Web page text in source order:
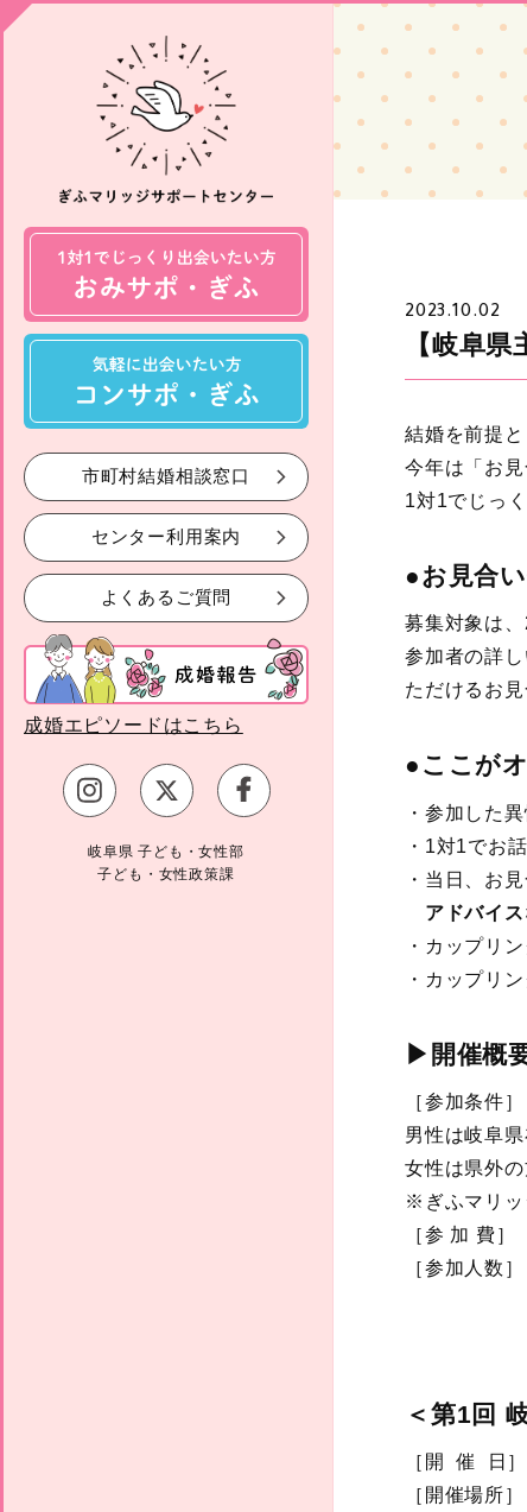
市町村結婚相談窓口
センター利用案内
よくあるご質問
成婚エピソードはこちら
岐阜県 子ども・女性部
子ども・女性政策課
2023.10.02
【岐阜
結婚を前提
今年は「お
1対1でじっ
●お見合
募集対象は
参加者の詳
ただけるお見
●ここが
・参加した
・1対1でお
・当日、お
アドバイス
・カップリ
・カップリ
▶開催概
［参加条件
男性は岐阜
女性は県外
※ぎふマリッ
［参 加 費
［参加人数
＜第1回
［開 催 日
［開催場所